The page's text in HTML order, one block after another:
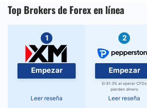
Top Brokers de Forex en línea
1
Empezar
Leer reseña
2
Empezar
El 81.3% al operar CFDs
pierden dinero
Leer reseña